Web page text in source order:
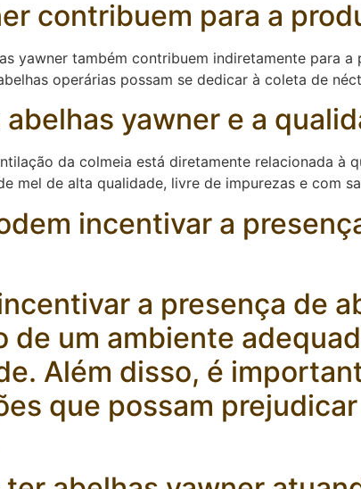
contribuem para a
yawner também contribuem indiretamente para
operárias possam se dedicar à coleta de
yawner e a
da colmeia está diretamente relacionada à
mel de alta qualidade, livre de impurezas e com
incentivar a
a presença de
de um ambiente
Além disso, é
que possam